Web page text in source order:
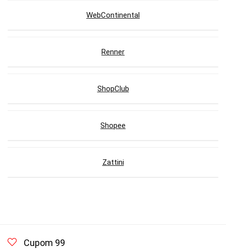
WebContinental
Renner
ShopClub
Shopee
Zattini
Cupom 99